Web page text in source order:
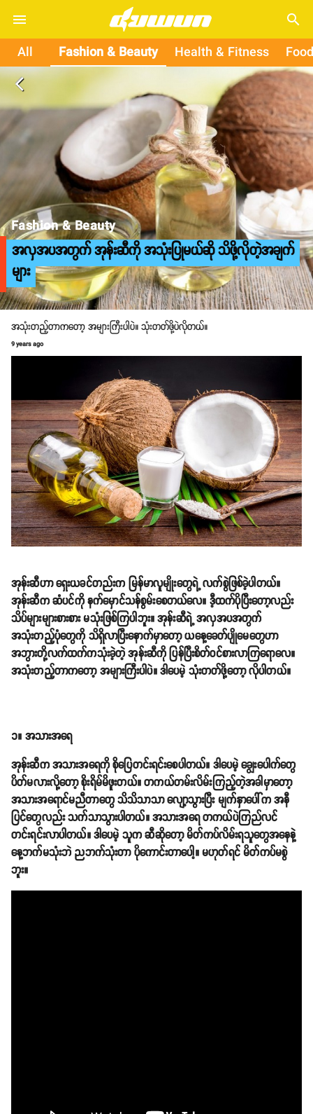
search
All Fashion & Beauty Health & Fitness
arrow_back_ios
Fashion & Beauty
အလှအပအတွက် အုန်းဆီကို အသုံးပြုမယ်ဆို သိဖို့လိုတဲ့အချက်
များ
အသုံးတည့်တာကတော့ အများကြီးပါပဲ။ သုံးတတ်ဖို့ပဲလိုတယ်။
9 years ago
အုန်းဆီဟာ ရှေးယခင်တည်းက မြန်မာလူမျိုးတွေရဲ့ လက်စွဲဖြစ်ခဲ့ပါတယ်။
အုန်းဆီက ဆံပင်ကို နက်မှောင်သန်စွမ်းစေတယ်လေ။ ဒီ့ထက်ပိုပြီးတော့လည်း
သိပ်များများစားစား မသုံးဖြစ်ကြပါဘူး။ အုန်းဆီရဲ့ အလှအပအတွက်
အသုံးတည့်ပုံတွေကို သိရှိလာပြီးနောက်မှာတော့ ယနေ့ခေတ်ပျိုမေတွေဟာ
အဘွားတို့လက်ထက်ကသုံးခဲ့တဲ့ အုန်းဆီကို ပြန်ပြီးစိတ်ဝင်စားလာကြရောလေ။
အသုံးတည့်တာကတော့ အများကြီးပါပဲ။ ဒါပေမဲ့ သုံးတတ်ဖို့တော့ လိုပါတယ်။
၁။ အသားအရေ
အုန်းဆီက အသားအရေကို စိုပြေတင်းရင်းစေပါတယ်။ ဒါပေမဲ့ ချွေးပေါက်တွေ
ပိတ်မလားလို့တော့ စိုးရိမ်မိဖူးတယ်။ တကယ်တမ်းလိမ်းကြည့်တဲ့အခါမှာတော့
အသားအရောင်မညီတာတွေ သိသိသာသာ လျော့သွားပြီး မျက်နှာပေါ်က အနီ
ပြင်တွေလည်း သက်သာသွားပါတယ်။ အသားအရေ တကယ်ပဲကြည်လင်
တင်းရင်းလာပါတယ်။ ဒါပေမဲ့ သူက ဆီဆိုတော့ မိတ်ကပ်လိမ်းရသူတွေအနေနဲ့
နေ့ဘက်မသုံးဘဲ ညဘက်သုံးတာ ပိုကောင်းတာပေါ့။ မဟုတ်ရင် မိတ်ကပ်မစွဲ
ဘူး။